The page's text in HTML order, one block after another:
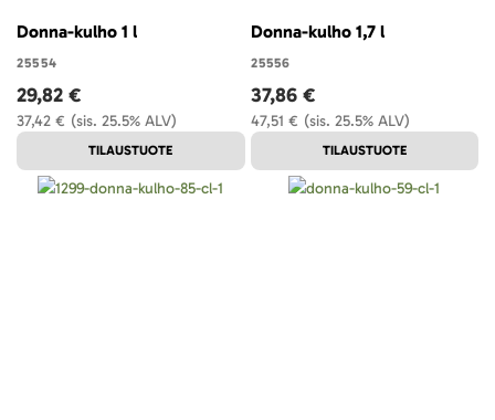
Donna-kulho 1 l
25554
(sis. 25.5% ALV)
37,42 €
29,82 €
TILAUSTUOTE
Donna-kulho 1,7 l
25556
(sis. 25.5% ALV)
47,51 €
37,86 €
TILAUSTUOTE